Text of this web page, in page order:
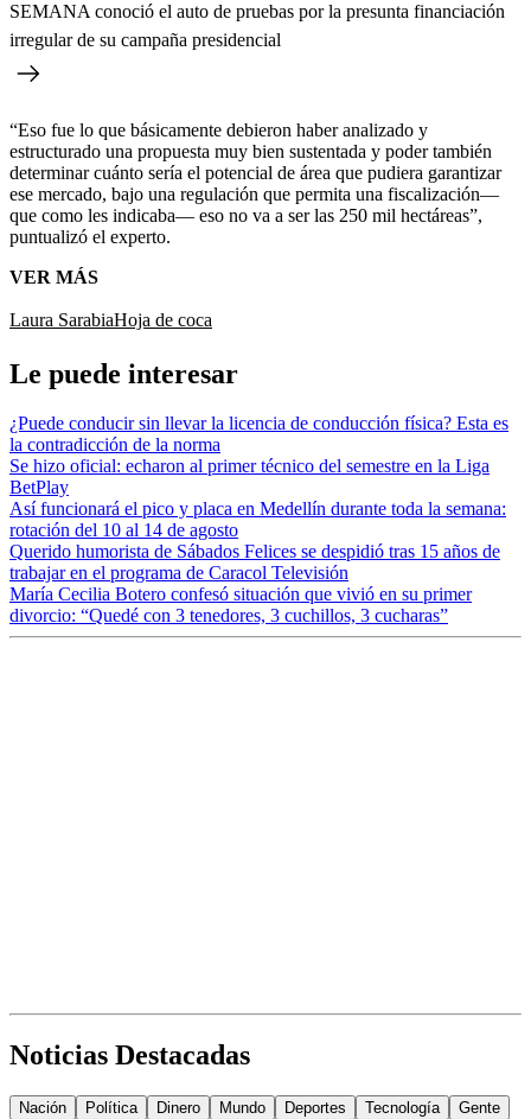
SEMANA conoció el auto de pruebas por la presunta financiación
irregular de su campaña presidencial
“Eso fue lo que básicamente debieron haber analizado y
estructurado una propuesta muy bien sustentada y poder también
determinar cuánto sería el potencial de área que pudiera garantizar
ese mercado, bajo una regulación que permita una fiscalización—
que como les indicaba— eso no va a ser las 250 mil hectáreas”,
puntualizó el experto.
VER MÁS
Laura SarabiaHoja de coca
Le puede interesar
¿Puede conducir sin llevar la licencia de conducción física? Esta es
la contradicción de la norma
Se hizo oficial: echaron al primer técnico del semestre en la Liga
BetPlay
Así funcionará el pico y placa en Medellín durante toda la semana:
rotación del 10 al 14 de agosto
Querido humorista de Sábados Felices se despidió tras 15 años de
trabajar en el programa de Caracol Televisión
María Cecilia Botero confesó situación que vivió en su primer
divorcio: “Quedé con 3 tenedores, 3 cuchillos, 3 cucharas”
Noticias Destacadas
Nación Política Dinero Mundo Deportes Tecnología Gente